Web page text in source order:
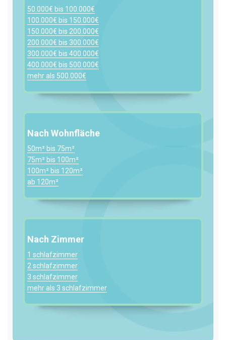
50.000€ bis 100.000€
100.000€ bis 150.000€
150.000€ bis 200.000€
200.000€ bis 300.000€
300.000€ bis 400.000€
400.000€ bis 500.000€
mehr als 500.000€
Nach Wohnfläche
50m² bis 75m²
75m² bis 100m²
100m² bis 120m²
ab 120m²
Nach Zimmer
1 schlafzimmer
2 schlafzimmer
3 schlafzimmer
mehr als 3 schlafzimmer